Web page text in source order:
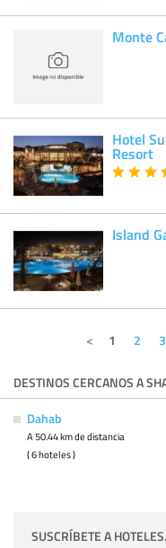
Monte
Hotel
Resort
Island
1 2 3
DESTINOS CERCANOS A
Dahab
A 50.44 km de distancia
( 6 hoteles )
SUSCRÍBETE A